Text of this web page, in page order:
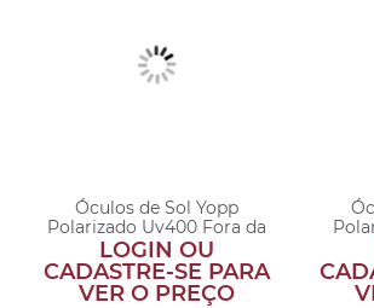
Óculos de Sol Yopp
Polarizado Uv400 Fora da
Curva
LOGIN OU
CADASTRE-SE PARA
VER O PREÇO